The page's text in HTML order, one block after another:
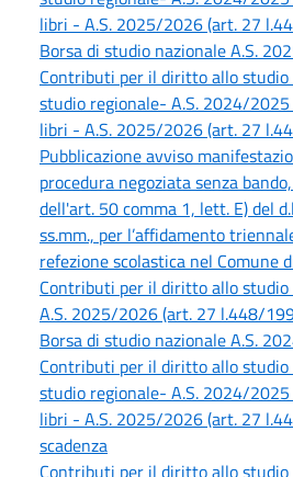
libri - A.S. 2025/2026 (art. 27
Borsa di studio nazionale A.S.
Contributi per il diritto allo
studio regionale- A.S. 2024/
libri - A.S. 2025/2026 (art. 27
Pubblicazione avviso
procedura negoziata senza
dell'art. 50 comma 1, lett. E) del
ss.mm., per l’affidamento
refezione scolastica nel Comune
Contributi per il diritto allo
A.S. 2025/2026 (art. 27 l.448/
Borsa di studio nazionale A.S.
Contributi per il diritto allo
studio regionale- A.S. 2024/
libri - A.S. 2025/2026 (art. 27
scadenza